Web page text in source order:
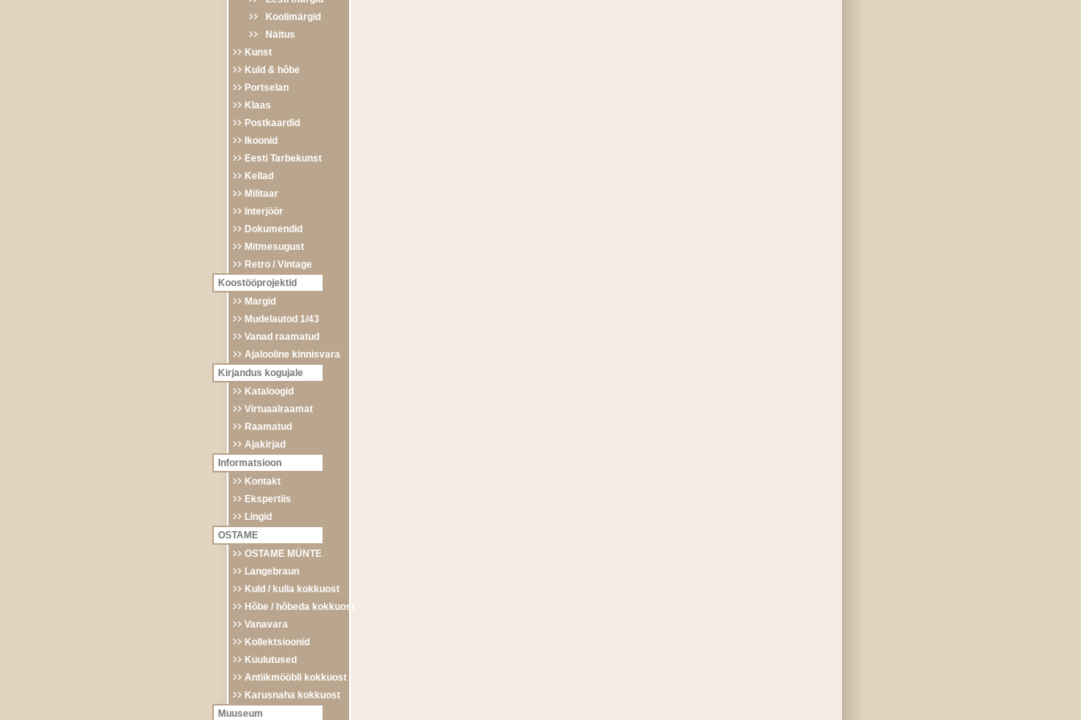
Koolimärgid
Näitus
Kunst
Kuld & hõbe
Portselan
Klaas
Postkaardid
Ikoonid
Eesti Tarbekunst
Kellad
Militaar
Interjöör
Dokumendid
Mitmesugust
Retro / Vintage
Koostööprojektid
Margid
Mudelautod 1/43
Vanad raamatud
Ajalooline kinnisvara
Kirjandus kogujale
Kataloogid
Virtuaalraamat
Raamatud
Ajakirjad
Informatsioon
Kontakt
Ekspertiis
Lingid
OSTAME
OSTAME MÜNTE
Langebraun
Kuld / kulla kokkuost
Hõbe / hõbeda kokkuost
Vanavara
Kollektsioonid
Kuulutused
Antiikmööbli kokkuost
Karusnaha kokkuost
Muuseum